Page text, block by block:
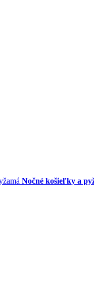
Nočné košieľky a